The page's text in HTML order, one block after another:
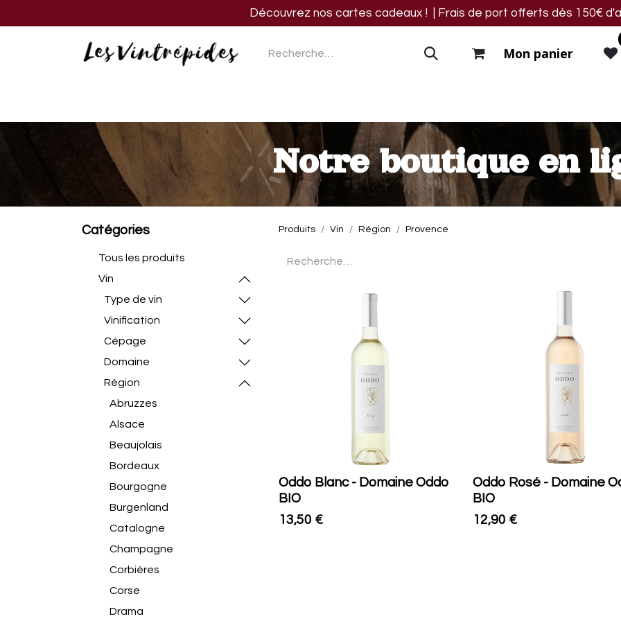
Découvrez nos cartes cadeaux ! | Frais de port offerts dès 150€
Mon panier
Notre boutique en
Catégories
Tous les produits
Vin
Type de vin
Vinification
Cépage
Domaine
Région
Abruzzes
Alsace
Beaujolais
Bordeaux
Bourgogne
Burgenland
Catalogne
Champagne
Corbières
Corse
Drama
Produits Vin Région Provence
Oddo Blanc - Domaine Oddo
BIO
13,50 €
Oddo Rosé - Domaine
BIO
12,90 €